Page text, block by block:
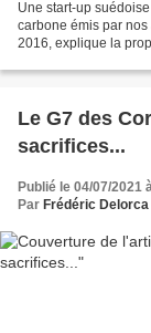
Une start-up
carbone émis par nos
2016, explique la
Le G7 des
sacrifices...
Publié le 04/07/2021
Par Frédéric Delorca